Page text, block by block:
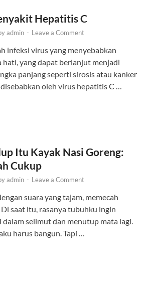
Hepatitis C
admin - Leave a Comment
infeksi virus yang menyebabkan
hati, yang dapat berlanjut menjadi
panjang seperti sirosis atau kanker
oleh virus hepatitis C …
Itu Kayak Nasi Goreng:
Cukup
admin - Leave a Comment
suara yang tajam, memecah
saat itu, rasanya tubuhku ingin
selimut dan menutup mata lagi.
harus bangun. Tapi …